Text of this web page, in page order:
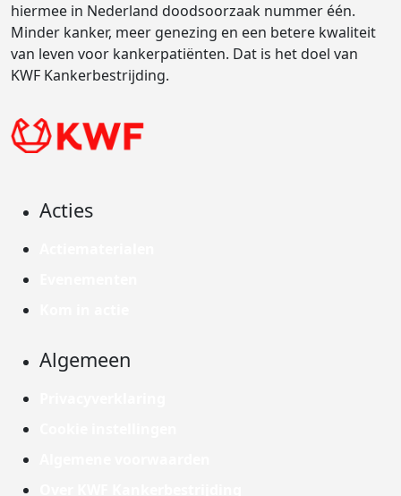
hiermee in Nederland doodsoorzaak nummer één.
Minder kanker, meer genezing en een betere kwaliteit
van leven voor kankerpatiënten. Dat is het doel van
KWF Kankerbestrijding.
Acties
Algemeen